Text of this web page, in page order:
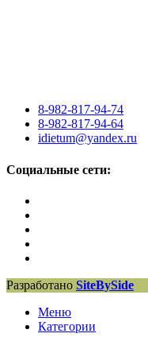
8-982-817-94-74
8-982-817-94-64
idietum@yandex.ru
Социальные сети:
Разработано SiteBySide
Меню
Категории